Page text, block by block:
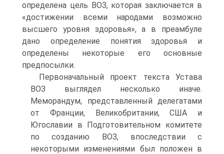
определена цель ВОЗ, которая заключается в
«достижении всеми народами возможно
высшего уровня здоровья», а в преамбуле
дано определение понятия здоровья и
определены некоторые его основные
предпосылки.
Первоначальный проект текста Устава
ВОЗ выглядел несколько иначе.
Меморандум, представленный делегатами
от Франции, Великобритании, США и
Югославии в Подготовительном комитете
по созданию ВОЗ, впоследствии с
некоторыми изменениями был положен в